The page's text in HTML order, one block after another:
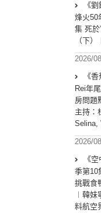
《
烽火50
集 死於
（下
2026/
《
Rei年
房問題
主持：
Selina,
2026/
《
季第10
挑戰食
︱韓
料航空